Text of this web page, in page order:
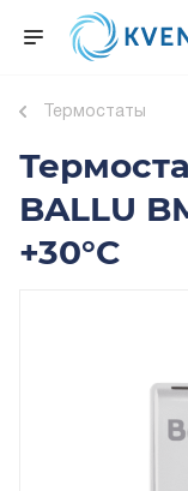
Термостаты
BALLU
+30°С